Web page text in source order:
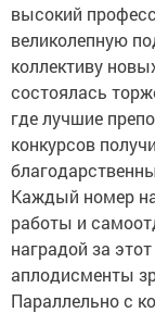
высокий
великолепную
коллективу
состоялась
где лучшие
конкурсов
Каждый номер
работы и
наградой за
аплодисменты
Параллельно с